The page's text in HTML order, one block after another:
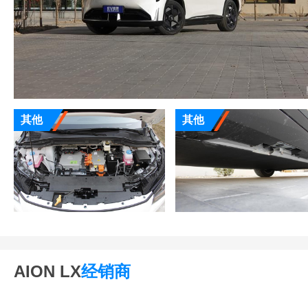
其他 其他
AION LX经销商